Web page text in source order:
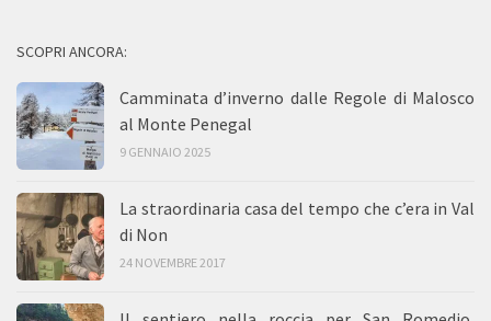
SCOPRI ANCORA:
Camminata d’inverno dalle Regole di Malosco
al Monte Penegal
9 GENNAIO 2025
La straordinaria casa del tempo che c’era in Val
di Non
24 NOVEMBRE 2017